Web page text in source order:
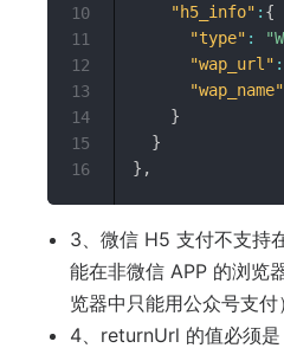
"h5_info" : {
"type" :
"wap_url" :
"wap_name"
}
}
} ,
10
11
12
13
14
15
16
3、微信 H5 支付不支持
能在非微信 APP 的浏览
览器中只能用公众号支付
4、returnUrl 的值必须